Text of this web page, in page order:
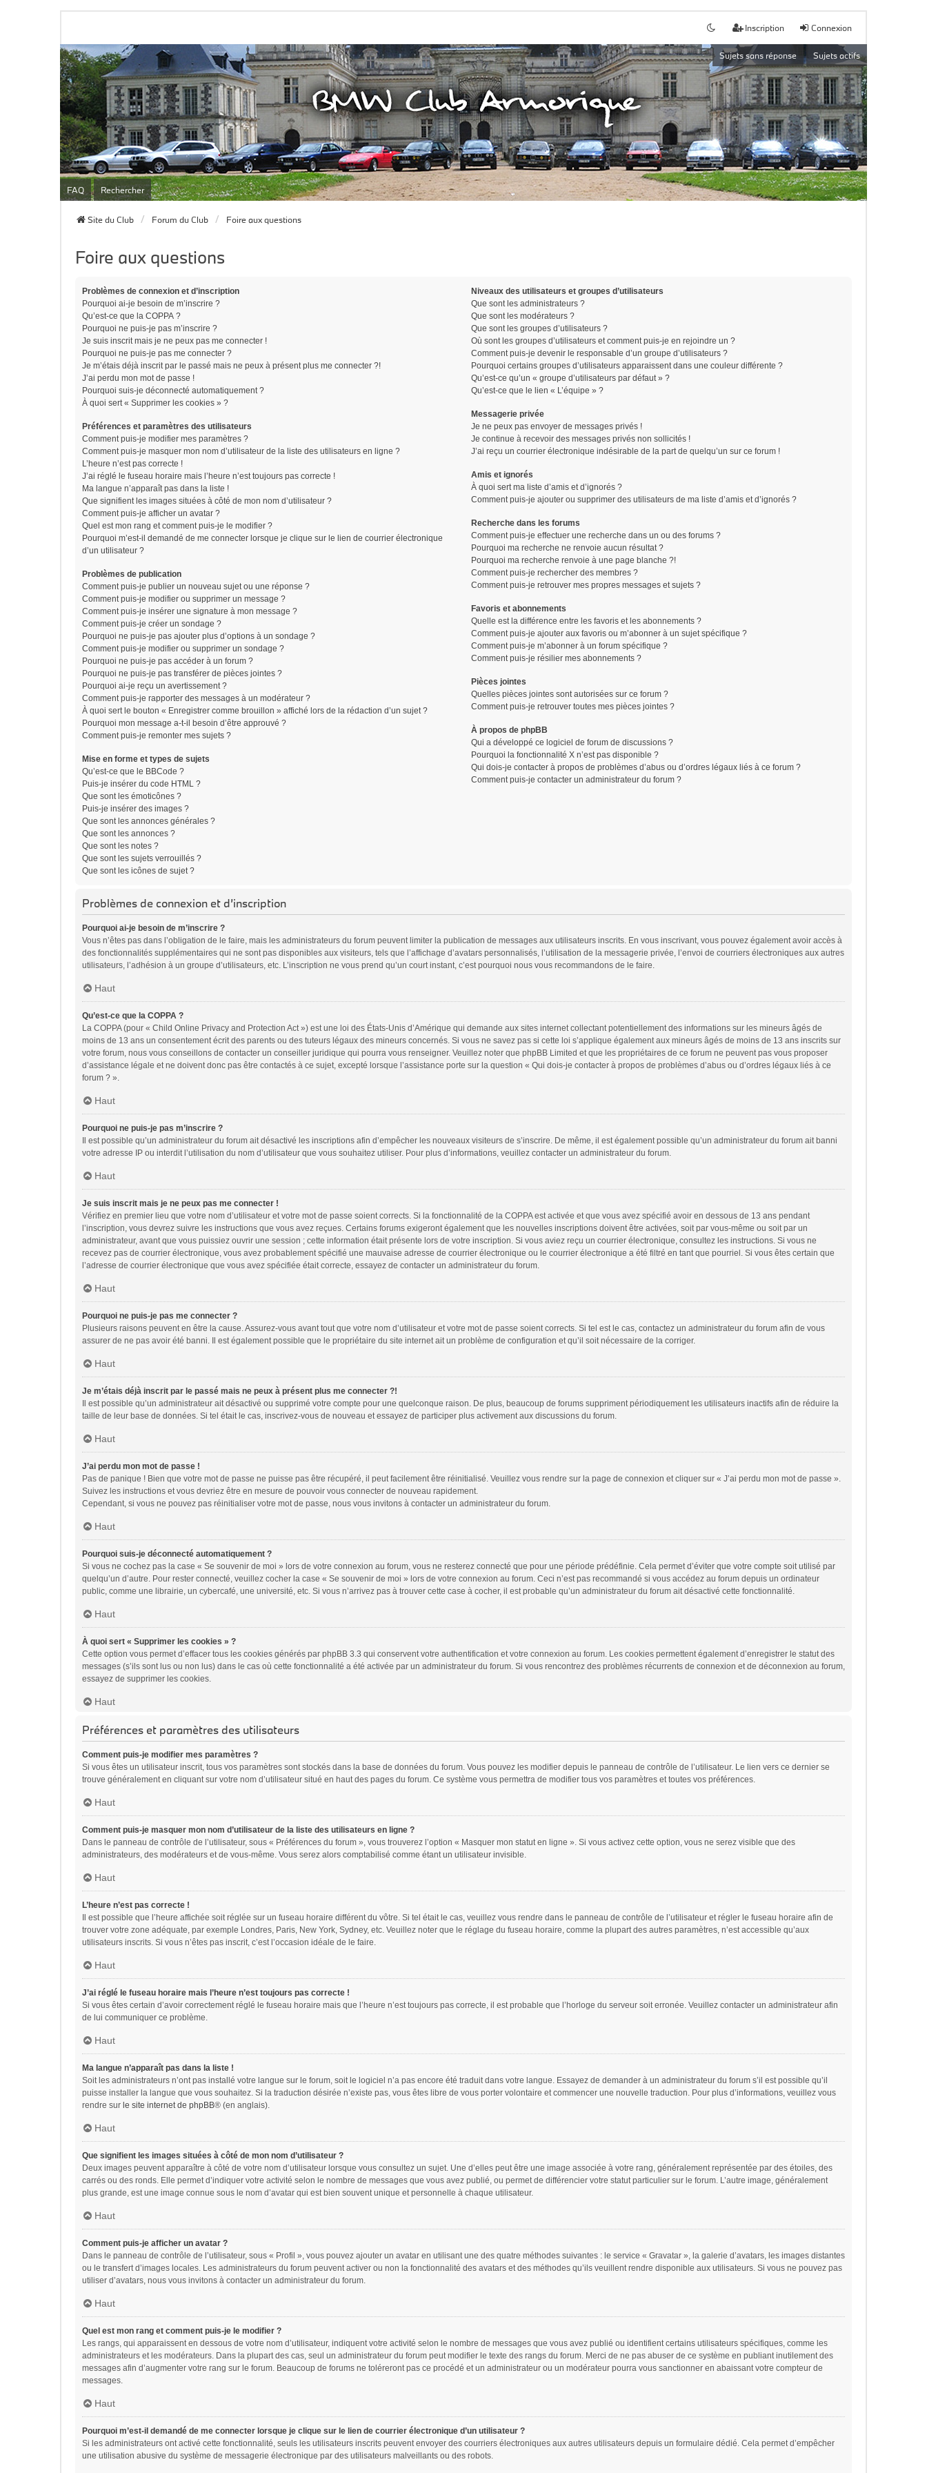
Connexion
Inscription
Sujets sans réponse Sujets actifs
FAQ Rechercher
Site du Club Forum du Club Foire aux questions
Foire aux questions
Problèmes de connexion et d’inscription
Pourquoi ai-je besoin de m’inscrire ?
Qu’est-ce que la COPPA ?
Pourquoi ne puis-je pas m’inscrire ?
Je suis inscrit mais je ne peux pas me connecter !
Pourquoi ne puis-je pas me connecter ?
Je m’étais déjà inscrit par le passé mais ne peux à présent plus me connecter ?!
J’ai perdu mon mot de passe !
Pourquoi suis-je déconnecté automatiquement ?
À quoi sert « Supprimer les cookies » ?
Préférences et paramètres des utilisateurs
Comment puis-je modifier mes paramètres ?
Comment puis-je masquer mon nom d’utilisateur de la liste des utilisateurs en ligne ?
L’heure n’est pas correcte !
J’ai réglé le fuseau horaire mais l’heure n’est toujours pas correcte !
Ma langue n’apparaît pas dans la liste !
Que signifient les images situées à côté de mon nom d’utilisateur ?
Comment puis-je afficher un avatar ?
Quel est mon rang et comment puis-je le modifier ?
Pourquoi m’est-il demandé de me connecter lorsque je clique sur le lien de courrier électronique
d’un utilisateur ?
Problèmes de publication
Comment puis-je publier un nouveau sujet ou une réponse ?
Comment puis-je modifier ou supprimer un message ?
Comment puis-je insérer une signature à mon message ?
Comment puis-je créer un sondage ?
Pourquoi ne puis-je pas ajouter plus d’options à un sondage ?
Comment puis-je modifier ou supprimer un sondage ?
Pourquoi ne puis-je pas accéder à un forum ?
Pourquoi ne puis-je pas transférer de pièces jointes ?
Pourquoi ai-je reçu un avertissement ?
Comment puis-je rapporter des messages à un modérateur ?
À quoi sert le bouton « Enregistrer comme brouillon » affiché lors de la rédaction d’un sujet ?
Pourquoi mon message a-t-il besoin d’être approuvé ?
Comment puis-je remonter mes sujets ?
Mise en forme et types de sujets
Qu’est-ce que le BBCode ?
Puis-je insérer du code HTML ?
Que sont les émoticônes ?
Puis-je insérer des images ?
Que sont les annonces générales ?
Que sont les annonces ?
Que sont les notes ?
Que sont les sujets verrouillés ?
Que sont les icônes de sujet ?
Niveaux des utilisateurs et groupes d’utilisateurs
Que sont les administrateurs ?
Que sont les modérateurs ?
Que sont les groupes d’utilisateurs ?
Où sont les groupes d’utilisateurs et comment puis-je en rejoindre un ?
Comment puis-je devenir le responsable d’un groupe d’utilisateurs ?
Pourquoi certains groupes d’utilisateurs apparaissent dans une couleur différente ?
Qu’est-ce qu’un « groupe d’utilisateurs par défaut » ?
Qu’est-ce que le lien « L’équipe » ?
Messagerie privée
Je ne peux pas envoyer de messages privés !
Je continue à recevoir des messages privés non sollicités !
J’ai reçu un courrier électronique indésirable de la part de quelqu’un sur ce forum !
Amis et ignorés
À quoi sert ma liste d’amis et d’ignorés ?
Comment puis-je ajouter ou supprimer des utilisateurs de ma liste d’amis et d’ignorés ?
Recherche dans les forums
Comment puis-je effectuer une recherche dans un ou des forums ?
Pourquoi ma recherche ne renvoie aucun résultat ?
Pourquoi ma recherche renvoie à une page blanche ?!
Comment puis-je rechercher des membres ?
Comment puis-je retrouver mes propres messages et sujets ?
Favoris et abonnements
Quelle est la différence entre les favoris et les abonnements ?
Comment puis-je ajouter aux favoris ou m’abonner à un sujet spécifique ?
Comment puis-je m’abonner à un forum spécifique ?
Comment puis-je résilier mes abonnements ?
Pièces jointes
Quelles pièces jointes sont autorisées sur ce forum ?
Comment puis-je retrouver toutes mes pièces jointes ?
À propos de phpBB
Qui a développé ce logiciel de forum de discussions ?
Pourquoi la fonctionnalité X n’est pas disponible ?
Qui dois-je contacter à propos de problèmes d’abus ou d’ordres légaux liés à ce forum ?
Comment puis-je contacter un administrateur du forum ?
Problèmes de connexion et d’inscription
Pourquoi ai-je besoin de m’inscrire ?
Vous n’êtes pas dans l’obligation de le faire, mais les administrateurs du forum peuvent limiter la publication de messages aux utilisateurs inscrits. En vous inscrivant, vous pouvez également avoir accès à
des fonctionnalités supplémentaires qui ne sont pas disponibles aux visiteurs, tels que l’affichage d’avatars personnalisés, l’utilisation de la messagerie privée, l’envoi de courriers électroniques aux autres
utilisateurs, l’adhésion à un groupe d’utilisateurs, etc. L’inscription ne vous prend qu’un court instant, c’est pourquoi nous vous recommandons de le faire.
Haut
Qu’est-ce que la COPPA ?
La COPPA (pour « Child Online Privacy and Protection Act ») est une loi des États-Unis d’Amérique qui demande aux sites internet collectant potentiellement des informations sur les mineurs âgés de
moins de 13 ans un consentement écrit des parents ou des tuteurs légaux des mineurs concernés. Si vous ne savez pas si cette loi s’applique également aux mineurs âgés de moins de 13 ans inscrits sur
votre forum, nous vous conseillons de contacter un conseiller juridique qui pourra vous renseigner. Veuillez noter que phpBB Limited et que les propriétaires de ce forum ne peuvent pas vous proposer
d’assistance légale et ne doivent donc pas être contactés à ce sujet, excepté lorsque l’assistance porte sur la question « Qui dois-je contacter à propos de problèmes d’abus ou d’ordres légaux liés à ce
forum ? ».
Haut
Pourquoi ne puis-je pas m’inscrire ?
Il est possible qu’un administrateur du forum ait désactivé les inscriptions afin d’empêcher les nouveaux visiteurs de s’inscrire. De même, il est également possible qu’un administrateur du forum ait banni
votre adresse IP ou interdit l’utilisation du nom d’utilisateur que vous souhaitez utiliser. Pour plus d’informations, veuillez contacter un administrateur du forum.
Haut
Je suis inscrit mais je ne peux pas me connecter !
Vérifiez en premier lieu que votre nom d’utilisateur et votre mot de passe soient corrects. Si la fonctionnalité de la COPPA est activée et que vous avez spécifié avoir en dessous de 13 ans pendant
l’inscription, vous devrez suivre les instructions que vous avez reçues. Certains forums exigeront également que les nouvelles inscriptions doivent être activées, soit par vous-même ou soit par un
administrateur, avant que vous puissiez ouvrir une session ; cette information était présente lors de votre inscription. Si vous aviez reçu un courrier électronique, consultez les instructions. Si vous ne
recevez pas de courrier électronique, vous avez probablement spécifié une mauvaise adresse de courrier électronique ou le courrier électronique a été filtré en tant que pourriel. Si vous êtes certain que
l’adresse de courrier électronique que vous avez spécifiée était correcte, essayez de contacter un administrateur du forum.
Haut
Pourquoi ne puis-je pas me connecter ?
Plusieurs raisons peuvent en être la cause. Assurez-vous avant tout que votre nom d’utilisateur et votre mot de passe soient corrects. Si tel est le cas, contactez un administrateur du forum afin de vous
assurer de ne pas avoir été banni. Il est également possible que le propriétaire du site internet ait un problème de configuration et qu’il soit nécessaire de la corriger.
Haut
Je m’étais déjà inscrit par le passé mais ne peux à présent plus me connecter ?!
Il est possible qu’un administrateur ait désactivé ou supprimé votre compte pour une quelconque raison. De plus, beaucoup de forums suppriment périodiquement les utilisateurs inactifs afin de réduire la
taille de leur base de données. Si tel était le cas, inscrivez-vous de nouveau et essayez de participer plus activement aux discussions du forum.
Haut
J’ai perdu mon mot de passe !
Pas de panique ! Bien que votre mot de passe ne puisse pas être récupéré, il peut facilement être réinitialisé. Veuillez vous rendre sur la page de connexion et cliquer sur « J’ai perdu mon mot de passe ».
Suivez les instructions et vous devriez être en mesure de pouvoir vous connecter de nouveau rapidement.
Cependant, si vous ne pouvez pas réinitialiser votre mot de passe, nous vous invitons à contacter un administrateur du forum.
Haut
Pourquoi suis-je déconnecté automatiquement ?
Si vous ne cochez pas la case « Se souvenir de moi » lors de votre connexion au forum, vous ne resterez connecté que pour une période prédéfinie. Cela permet d’éviter que votre compte soit utilisé par
quelqu’un d’autre. Pour rester connecté, veuillez cocher la case « Se souvenir de moi » lors de votre connexion au forum. Ceci n’est pas recommandé si vous accédez au forum depuis un ordinateur
public, comme une librairie, un cybercafé, une université, etc. Si vous n’arrivez pas à trouver cette case à cocher, il est probable qu’un administrateur du forum ait désactivé cette fonctionnalité.
Haut
À quoi sert « Supprimer les cookies » ?
Cette option vous permet d’effacer tous les cookies générés par phpBB 3.3 qui conservent votre authentification et votre connexion au forum. Les cookies permettent également d’enregistrer le statut des
messages (s’ils sont lus ou non lus) dans le cas où cette fonctionnalité a été activée par un administrateur du forum. Si vous rencontrez des problèmes récurrents de connexion et de déconnexion au forum,
essayez de supprimer les cookies.
Haut
Préférences et paramètres des utilisateurs
Comment puis-je modifier mes paramètres ?
Si vous êtes un utilisateur inscrit, tous vos paramètres sont stockés dans la base de données du forum. Vous pouvez les modifier depuis le panneau de contrôle de l’utilisateur. Le lien vers ce dernier se
trouve généralement en cliquant sur votre nom d’utilisateur situé en haut des pages du forum. Ce système vous permettra de modifier tous vos paramètres et toutes vos préférences.
Haut
Comment puis-je masquer mon nom d’utilisateur de la liste des utilisateurs en ligne ?
Dans le panneau de contrôle de l’utilisateur, sous « Préférences du forum », vous trouverez l’option « Masquer mon statut en ligne ». Si vous activez cette option, vous ne serez visible que des
administrateurs, des modérateurs et de vous-même. Vous serez alors comptabilisé comme étant un utilisateur invisible.
Haut
L’heure n’est pas correcte !
Il est possible que l’heure affichée soit réglée sur un fuseau horaire différent du vôtre. Si tel était le cas, veuillez vous rendre dans le panneau de contrôle de l’utilisateur et régler le fuseau horaire afin de
trouver votre zone adéquate, par exemple Londres, Paris, New York, Sydney, etc. Veuillez noter que le réglage du fuseau horaire, comme la plupart des autres paramètres, n’est accessible qu’aux
utilisateurs inscrits. Si vous n’êtes pas inscrit, c’est l’occasion idéale de le faire.
Haut
J’ai réglé le fuseau horaire mais l’heure n’est toujours pas correcte !
Si vous êtes certain d’avoir correctement réglé le fuseau horaire mais que l’heure n’est toujours pas correcte, il est probable que l’horloge du serveur soit erronée. Veuillez contacter un administrateur afin
de lui communiquer ce problème.
Haut
Ma langue n’apparaît pas dans la liste !
Soit les administrateurs n’ont pas installé votre langue sur le forum, soit le logiciel n’a pas encore été traduit dans votre langue. Essayez de demander à un administrateur du forum s’il est possible qu’il
puisse installer la langue que vous souhaitez. Si la traduction désirée n’existe pas, vous êtes libre de vous porter volontaire et commencer une nouvelle traduction. Pour plus d’informations, veuillez vous
rendre sur le site internet de phpBB® (en anglais).
Haut
Que signifient les images situées à côté de mon nom d’utilisateur ?
Deux images peuvent apparaître à côté de votre nom d’utilisateur lorsque vous consultez un sujet. Une d’elles peut être une image associée à votre rang, généralement représentée par des étoiles, des
carrés ou des ronds. Elle permet d’indiquer votre activité selon le nombre de messages que vous avez publié, ou permet de différencier votre statut particulier sur le forum. L’autre image, généralement
plus grande, est une image connue sous le nom d’avatar qui est bien souvent unique et personnelle à chaque utilisateur.
Haut
Comment puis-je afficher un avatar ?
Dans le panneau de contrôle de l’utilisateur, sous « Profil », vous pouvez ajouter un avatar en utilisant une des quatre méthodes suivantes : le service « Gravatar », la galerie d’avatars, les images distantes
ou le transfert d’images locales. Les administrateurs du forum peuvent activer ou non la fonctionnalité des avatars et des méthodes qu’ils veuillent rendre disponible aux utilisateurs. Si vous ne pouvez pas
utiliser d’avatars, nous vous invitons à contacter un administrateur du forum.
Haut
Quel est mon rang et comment puis-je le modifier ?
Les rangs, qui apparaissent en dessous de votre nom d’utilisateur, indiquent votre activité selon le nombre de messages que vous avez publié ou identifient certains utilisateurs spécifiques, comme les
administrateurs et les modérateurs. Dans la plupart des cas, seul un administrateur du forum peut modifier le texte des rangs du forum. Merci de ne pas abuser de ce système en publiant inutilement des
messages afin d’augmenter votre rang sur le forum. Beaucoup de forums ne toléreront pas ce procédé et un administrateur ou un modérateur pourra vous sanctionner en abaissant votre compteur de
messages.
Haut
Pourquoi m’est-il demandé de me connecter lorsque je clique sur le lien de courrier électronique d’un utilisateur ?
Si les administrateurs ont activé cette fonctionnalité, seuls les utilisateurs inscrits peuvent envoyer des courriers électroniques aux autres utilisateurs depuis un formulaire dédié. Cela permet d’empêcher
une utilisation abusive du système de messagerie électronique par des utilisateurs malveillants ou des robots.